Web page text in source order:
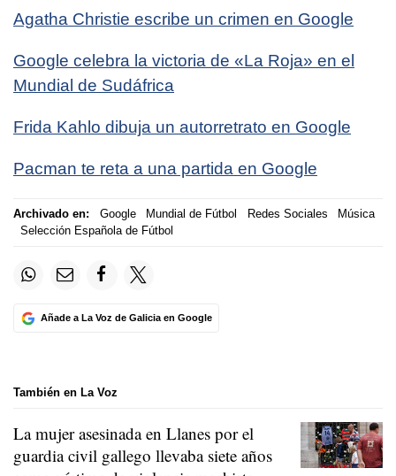
Agatha Christie escribe un crimen en Google
Google celebra la victoria de «La Roja» en el
Mundial de Sudáfrica
Frida Kahlo dibuja un autorretrato en Google
Pacman te reta a una partida en Google
Archivado en: Google Mundial de Fútbol Redes Sociales
Música
Selección Española de Fútbol
Añade a La Voz de Galicia en Google
También en La Voz
La mujer asesinada en Llanes por el
guardia civil gallego llevaba siete años